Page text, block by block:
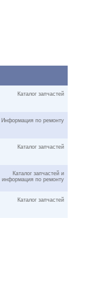
Каталог запчастей
Информация по ремонту
Каталог запчастей
Каталог запчастей и
информация по ремонту
Каталог запчастей